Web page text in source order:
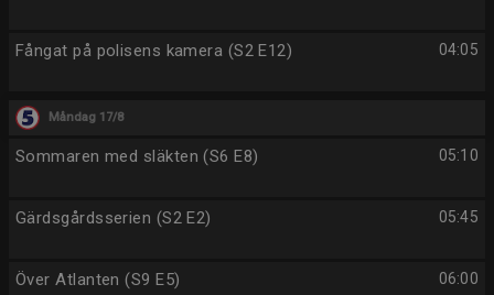
04:05
Fångat på polisens kamera (S2 E12)
Måndag 17/8
05:10
Sommaren med släkten (S6 E8)
05:45
Gärdsgårdsserien (S2 E2)
06:00
Över Atlanten (S9 E5)